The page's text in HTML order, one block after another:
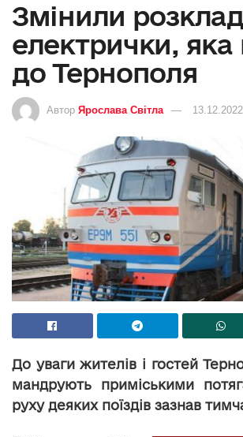
Змінили
електрички, яка
до Тернополя
Автор Ярослава Світла 13.12.2022
До уваги жителів і гостей
мандрують приміськими
руху деяких поїздів зазнав